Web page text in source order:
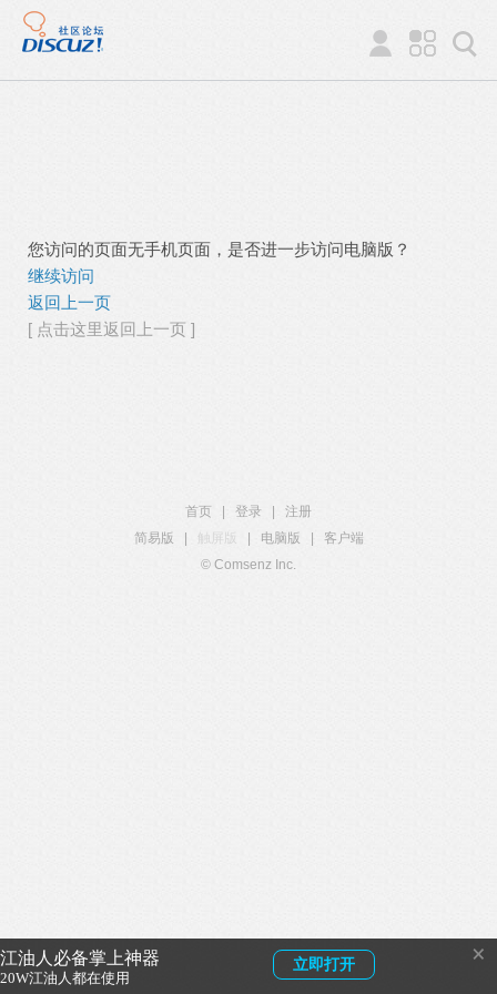
江油人必备掌上神器
20W江油人都在使用
立即打开 ×
您访问的页面无手机页面，是否进一步访问电脑版？
继续访问
返回上一页
[ 点击这里返回上一页 ]
首页 登录
注册
简易版
触屏版 电脑版
客户端
© Comsenz Inc.